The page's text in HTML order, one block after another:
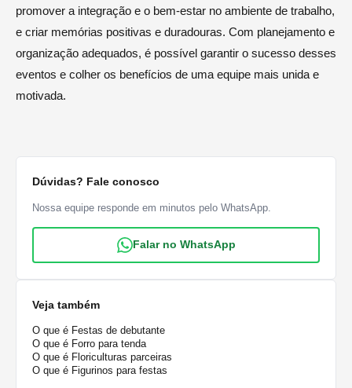
promover a integração e o bem-estar no ambiente de trabalho,
e criar memórias positivas e duradouras. Com planejamento e
organização adequados, é possível garantir o sucesso desses
eventos e colher os benefícios de uma equipe mais unida e
motivada.
Dúvidas? Fale conosco
Nossa equipe responde em minutos pelo WhatsApp.
Falar no WhatsApp
Veja também
O que é Festas de debutante
O que é Forro para tenda
O que é Floriculturas parceiras
O que é Figurinos para festas